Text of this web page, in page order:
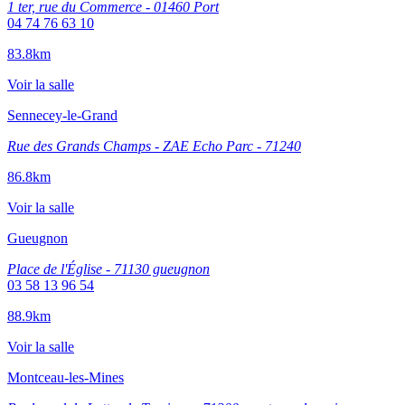
1 ter, rue du Commerce - 01460 Port
04 74 76 63 10
83.8km
Voir la salle
Sennecey-le-Grand
Rue des Grands Champs - ZAE Echo Parc - 71240
86.8km
Voir la salle
Gueugnon
Place de l'Église - 71130 gueugnon
03 58 13 96 54
88.9km
Voir la salle
Montceau-les-Mines